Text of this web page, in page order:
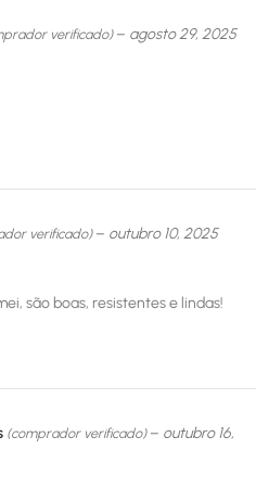
verificado) – agosto 29, 2025
verificado) – outubro 10, 2025
são boas, resistentes e lindas!
(comprador verificado) – outubro 16,